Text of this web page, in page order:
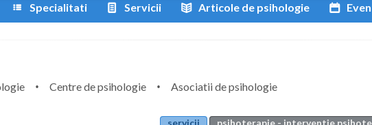
Specialitati Servicii Articole de psihologie
Centre de psihologie
Asociatii de psihologie
servicii
psihoterapie - interventie